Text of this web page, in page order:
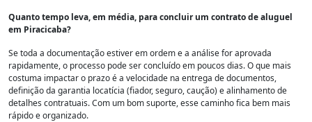
Quanto tempo leva, em média, para concluir um contrato de aluguel
em Piracicaba?
Se toda a documentação estiver em ordem e a análise for aprovada
rapidamente, o processo pode ser concluído em poucos dias. O que mais
costuma impactar o prazo é a velocidade na entrega de documentos,
definição da garantia locatícia (fiador, seguro, caução) e alinhamento de
detalhes contratuais. Com um bom suporte, esse caminho fica bem mais
rápido e organizado.